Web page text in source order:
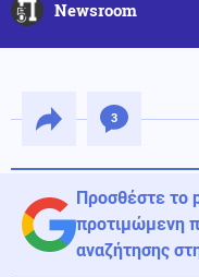
Newsroom
3
Προσθέστε το
προτιμώμενη
αναζήτησης